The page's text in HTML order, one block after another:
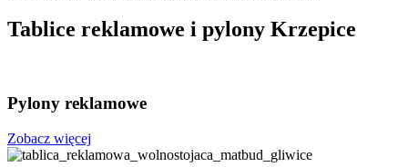
Tablice reklamowe i pylony Krzepice
Pylony reklamowe
Zobacz więcej